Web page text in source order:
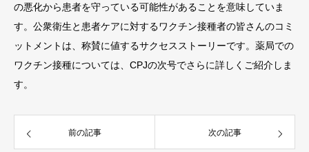
の悪化から患者を守っている可能性があることを意味していま
す。公衆衛生と患者ケアに対するワクチン接種者の皆さんのコミ
ットメントは、称賛に値するサクセスストーリーです。薬局での
ワクチン接種については、CPJの次号でさらに詳しくご紹介しま
す。
前の記事 次の記事